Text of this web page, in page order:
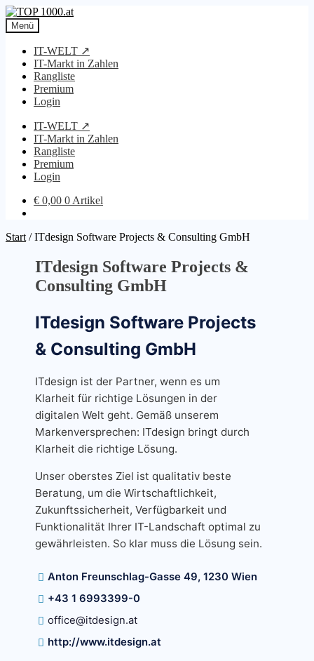
Zur
Navigation
springen
Zum
Inhalt
springen
Menü
IT-WELT ↗
IT-Markt in Zahlen
Rangliste
Premium
Login
IT-WELT ↗
IT-Markt in Zahlen
Rangliste
Premium
Login
€ 0,00 0 Artikel
Start /ITdesign Software Projects & Consulting GmbH
ITdesign Software Projects &
Consulting GmbH
ITdesign Software Projects
& Consulting GmbH
ITdesign ist der Partner, wenn es um
Klarheit für richtige Lösungen in der
digitalen Welt geht. Gemäß unserem
Markenversprechen: ITdesign bringt durch
Klarheit die richtige Lösung.
Unser oberstes Ziel ist qualitativ beste
Beratung, um die Wirtschaftlichkeit,
Zukunftssicherheit, Verfügbarkeit und
Funktionalität Ihrer IT-Landschaft optimal zu
gewährleisten. So klar muss die Lösung sein.
Anton Freunschlag-Gasse 49, 1230 Wien
+43 1 6993399-0
office@itdesign.at
http://www.itdesign.at